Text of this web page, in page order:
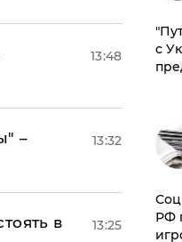
13:48
–
13:32
в
13:25
с
РФ